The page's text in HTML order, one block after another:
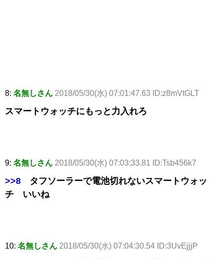
8: 名無しさん 2018/05/30(水) 07:01:47.63 ID:z8mVtGLT
スマートウォッチにもっと力入れろ
9: 名無しさん 2018/05/30(水) 07:03:33.81 ID:Tsb456k7
>>8 タフソーラーで電池切れないスマートウォッ
チ いいね
10: 名無しさん 2018/05/30(水) 07:04:30.54 ID:3UvEjjjP